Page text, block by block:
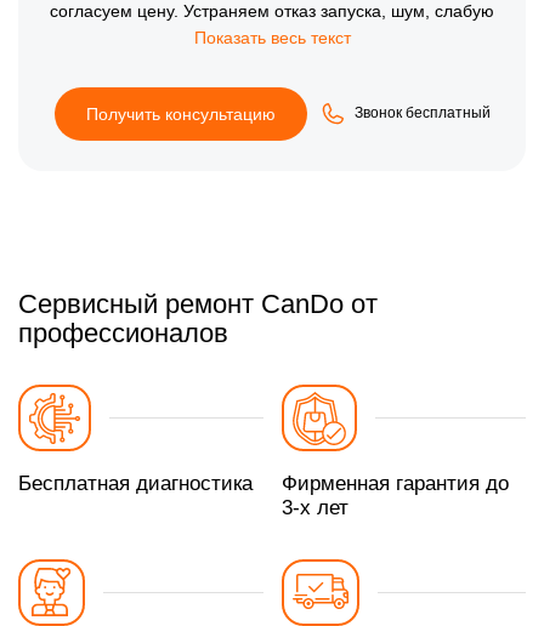
согласуем цену. Устраняем отказ запуска, шум, слабую
тягу, неработающие скорости и подсветку, затем
включения и безопасность подключения.
Получить консультацию
Звонок бесплатный
Сервисный ремонт CanDo от
профессионалов
Бесплатная диагностика
Фирменная гарантия до
3-х лет